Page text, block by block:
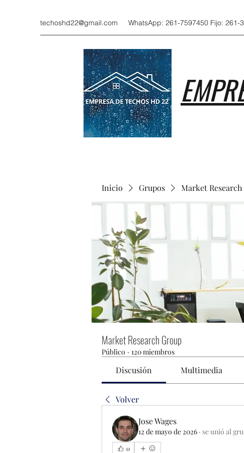
techoshd22@gmail.com WhatsApp: 261-7597450 Fijo: 261-
Inicio Grupos Market
Market Research Group
Público · 120 miembros
Discusión Multimedia
Volver
Jose Wages
12 de mayo de 2026 · se unió al
0